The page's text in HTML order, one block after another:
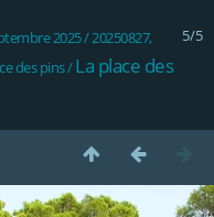
5/5
2025/20250827,
des pins/La place des